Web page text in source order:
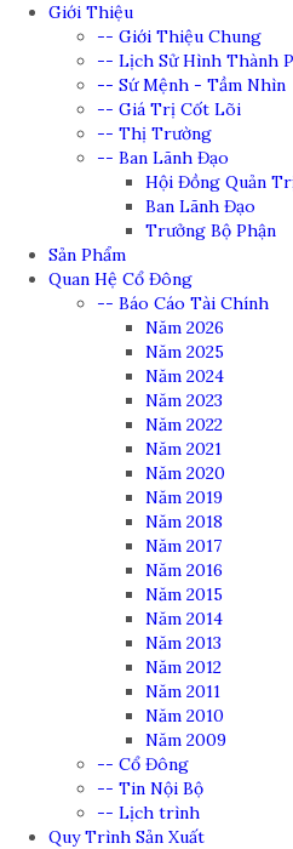
Giới Thiệu
-- Giới Thiệu Chung
-- Lịch Sử Hình Thành
-- Sứ Mệnh - Tầm Nhìn
-- Giá Trị Cốt Lõi
-- Thị Trường
-- Ban Lãnh Đạo
Hội Đồng Quản
Ban Lãnh Đạo
Trưởng Bộ Phận
Sản Phẩm
Quan Hệ Cổ Đông
-- Báo Cáo Tài Chính
Năm 2026
Năm 2025
Năm 2024
Năm 2023
Năm 2022
Năm 2021
Năm 2020
Năm 2019
Năm 2018
Năm 2017
Năm 2016
Năm 2015
Năm 2014
Năm 2013
Năm 2012
Năm 2011
Năm 2010
Năm 2009
-- Cổ Đông
-- Tin Nội Bộ
-- Lịch trình
Quy Trình Sản Xuất